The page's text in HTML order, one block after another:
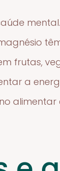
frutas,
a